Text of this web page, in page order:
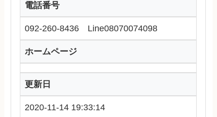
電話番号
092-260-8436 Line08070074098
ホームページ
更新日
2020-11-14 19:33:14